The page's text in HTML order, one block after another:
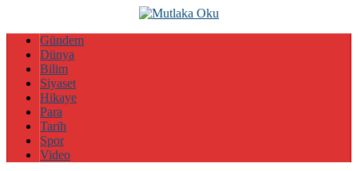
Gündem
Dünya
Bilim
Siyaset
Hikaye
Para
Tarih
Spor
Video